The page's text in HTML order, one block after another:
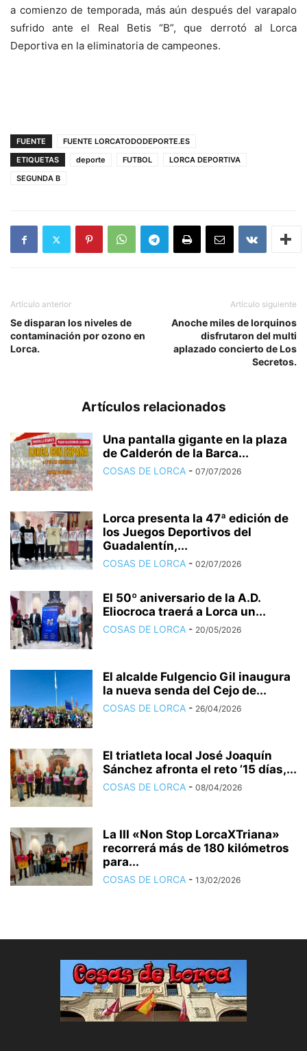
a comienzo de temporada, más aún después del varapalo
sufrido ante el Real Betis “B”, que derrotó al Lorca
Deportiva en la eliminatoria de campeones.
FUENTE
FUENTE LORCATODODEPORTE.ES
ETIQUETAS
deporte FUTBOL
LORCA DEPORTIVA
SEGUNDA B
Artículo anterior
Se disparan los niveles de
contaminación por ozono en
Lorca.
Artículo siguiente
Anoche miles de lorquinos
disfrutaron del multi
aplazado concierto de Los
Secretos.
Artículos relacionados
Una pantalla gigante en la plaza
de Calderón de la Barca...
COSAS DE LORCA - 07/07/2026
Lorca presenta la 47ª edición de
los Juegos Deportivos del
Guadalentín,...
COSAS DE LORCA - 02/07/2026
El 50º aniversario de la A.D.
Eliocroca traerá a Lorca un...
COSAS DE LORCA - 20/05/2026
El alcalde Fulgencio Gil inaugura
la nueva senda del Cejo de...
COSAS DE LORCA - 26/04/2026
El triatleta local José Joaquín
Sánchez afronta el reto ’15 días,...
COSAS DE LORCA - 08/04/2026
La III «Non Stop LorcaXTriana»
recorrerá más de 180 kilómetros
para...
COSAS DE LORCA - 13/02/2026